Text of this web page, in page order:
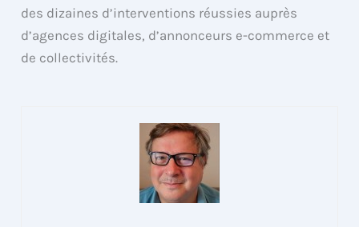
des dizaines d’interventions réussies auprès
d’agences digitales, d’annonceurs e-commerce et
de collectivités.